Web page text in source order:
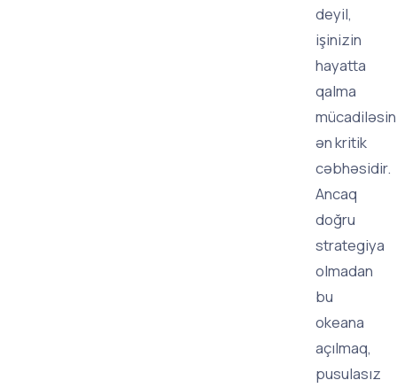
deyil,
işinizin
hayatta
qalma
ən kritik
cəbhəsidir.
Ancaq
doğru
strategiya
olmadan
bu
okeana
açılmaq,
pusulasız